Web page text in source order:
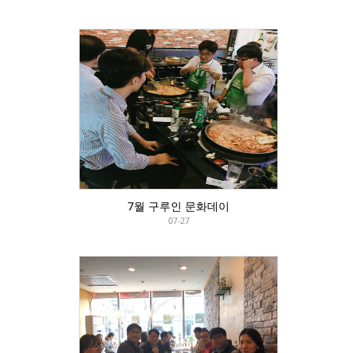
7월 구루인 문화데이
07-27